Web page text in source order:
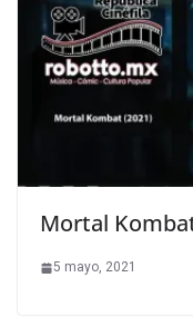
Mortal
5 mayo, 2021